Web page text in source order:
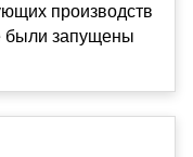
производств
были запущены